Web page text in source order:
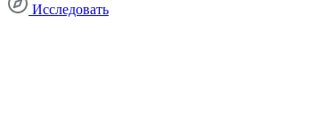
Исследовать